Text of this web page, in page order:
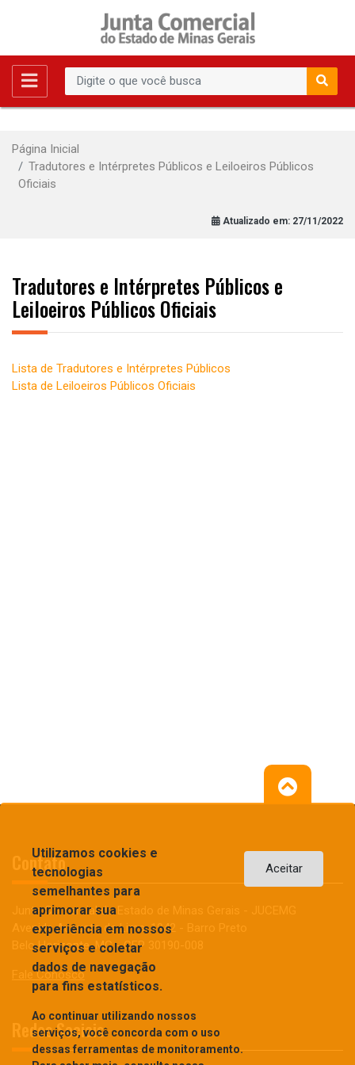
Página Inicial
Tradutores e Intérpretes Públicos e Leiloeiros Públicos
Oficiais
Atualizado em: 27/11/2022
Tradutores e Intérpretes Públicos e
Leiloeiros Públicos Oficiais
Lista de Tradutores e Intérpretes Públicos
Lista de Leiloeiros Públicos Oficiais
Contato
Junta Comercial do Estado de Minas Gerais - JUCEMG
Avenida Augusto de Lima, 1942 - Barro Preto
Belo Horizonte, MG - CEP 30190-008
Fale Conosco
Redes Sociais
Utilizamos cookies e
tecnologias
semelhantes para
aprimorar sua
experiência em nossos
serviços e coletar
dados de navegação
para fins estatísticos.
Ao continuar utilizando nossos
serviços, você concorda com o uso
dessas ferramentas de monitoramento.
Aceitar